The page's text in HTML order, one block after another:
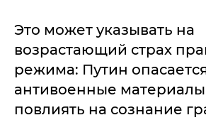
Это может указывать на
возрастающий страх
режима: Путин
антивоенные материалы
повлиять на сознание